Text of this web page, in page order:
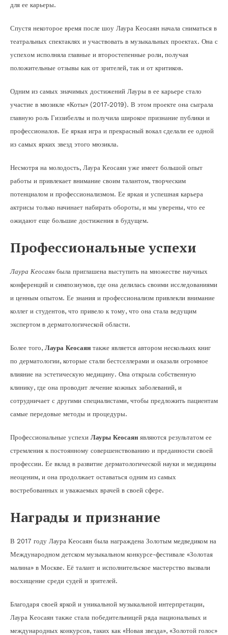
для ее карьеры.
Спустя некоторое время после шоу Лаура Кеосаян начала сниматься в
театральных спектаклях и участвовать в музыкальных проектах. Она с
успехом исполняла главные и второстепенные роли, получая
положительные отзывы как от зрителей, так и от критиков.
Одним из самых значимых достижений Лауры в ее карьере стало
участие в мюзикле «Коты» (2017-2019). В этом проекте она сыграла
главную роль Гиззибеллы и получила широкое признание публики и
профессионалов. Ее яркая игра и прекрасный вокал сделали ее одной
из самых ярких звезд этого мюзикла.
Несмотря на молодость, Лаура Кеосаян уже имеет большой опыт
работы и привлекает внимание своим талантом, творческим
потенциалом и профессионализмом. Ее яркая и успешная карьера
актрисы только начинает набирать обороты, и мы уверены, что ее
ожидают еще большие достижения в будущем.
Профессиональные успехи
Лаура Кеосаян была приглашена выступить на множестве научных
конференций и симпозиумов, где она делилась своими исследованиями
и ценным опытом. Ее знания и профессионализм привлекли внимание
коллег и студентов, что привело к тому, что она стала ведущим
экспертом в дерматологической области.
Более того, Лаура Кеосаян также является автором нескольких книг
по дерматологии, которые стали бестселлерами и оказали огромное
влияние на эстетическую медицину. Она открыла собственную
клинику, где она проводит лечение кожных заболеваний, и
сотрудничает с другими специалистами, чтобы предложить пациентам
самые передовые методы и процедуры.
Профессиональные успехи Лауры Кеосаян являются результатом ее
стремления к постоянному совершенствованию и преданности своей
профессии. Ее вклад в развитие дерматологической науки и медицины
неоценим, и она продолжает оставаться одним из самых
востребованных и уважаемых врачей в своей сфере.
Награды и признание
В 2017 году Лаура Кеосаян была награждена Золотым медведиком на
Международном детском музыкальном конкурсе-фестивале «Золотая
малина» в Москве. Её талант и исполнительское мастерство вызвали
восхищение среди судей и зрителей.
Благодаря своей яркой и уникальной музыкальной интерпретации,
Лаура Кеосаян также стала победительницей ряда национальных и
международных конкурсов, таких как «Новая звезда», «Золотой голос»